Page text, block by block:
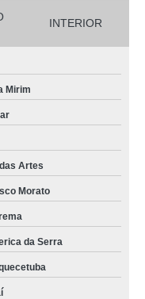
INTERIOR
Mirim
Artes
Morato
da Serra